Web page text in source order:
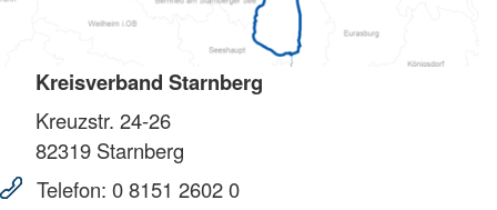
Kreisverband Starnberg
Kreuzstr. 24-26
82319 Starnberg
Telefon: 0 8151 2602 0